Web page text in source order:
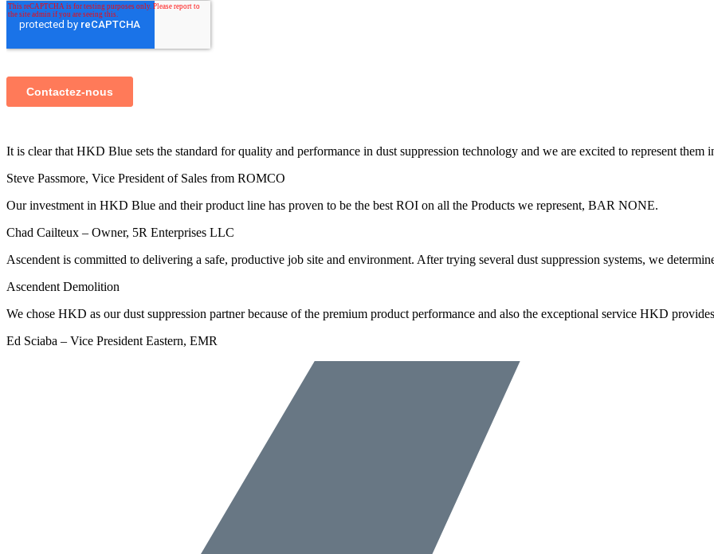
It is clear that HKD Blue sets the standard for quality and performance in dust suppression technology and we are excited to represent them
Steve Passmore, Vice President of Sales from ROMCO
Our investment in HKD Blue and their product line has proven to be the best ROI on all the Products we represent, BAR NONE.
Chad Cailteux – Owner, 5R Enterprises LLC
Ascendent is committed to delivering a safe, productive job site and environment. After trying several dust suppression systems, we
Ascendent Demolition
We chose HKD as our dust suppression partner because of the premium product performance and also the exceptional service HKD
Ed Sciaba – Vice President Eastern, EMR